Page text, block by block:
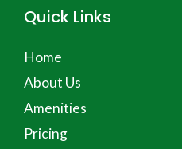
Quick Links
Home
About Us
Amenities
Pricing